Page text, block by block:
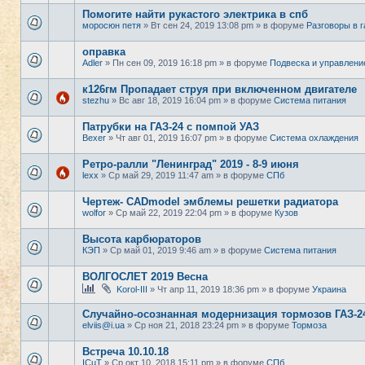
Помогите найти рукастого электрика в спб
моросюн петя » Вт сен 24, 2019 13:08 pm » в форуме Разговоры в
оправка
Adler » Пн сен 09, 2019 16:18 pm » в форуме Подвеска и
к126гм Пропадает струя при включенном двигателе
stezhu » Вс авг 18, 2019 16:04 pm » в форуме Система питания
Патрубки на ГАЗ-24 с помпой УАЗ
Bexer » Чт авг 01, 2019 16:07 pm » в форуме Система охлаждения
Ретро-ралли "Ленинград" 2019 - 8-9 июня
lexx » Ср май 29, 2019 11:47 am » в форуме СПб
Чертеж- CADmodel эмблемы решетки радиатора
wolfor » Ср май 22, 2019 22:04 pm » в форуме Кузов
Высота карбюраторов
КЭП » Ср май 01, 2019 9:46 am » в форуме Система питания
ВОЛГОСЛЕТ 2019 Весна
Korol-III » Чт апр 11, 2019 18:36 pm » в форуме Украина
Случайно-осознанная модернизация тормозов ГАЗ-
elviis@i.ua » Ср ноя 21, 2018 23:24 pm » в форуме Тормоза
Встреча 10.10.18
ICuT » Ср окт 10, 2018 15:11 pm » в форуме СПб